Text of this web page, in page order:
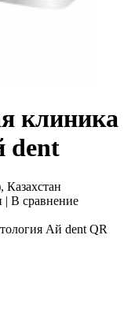
клиника
dent
Казахстан
| В сравнение